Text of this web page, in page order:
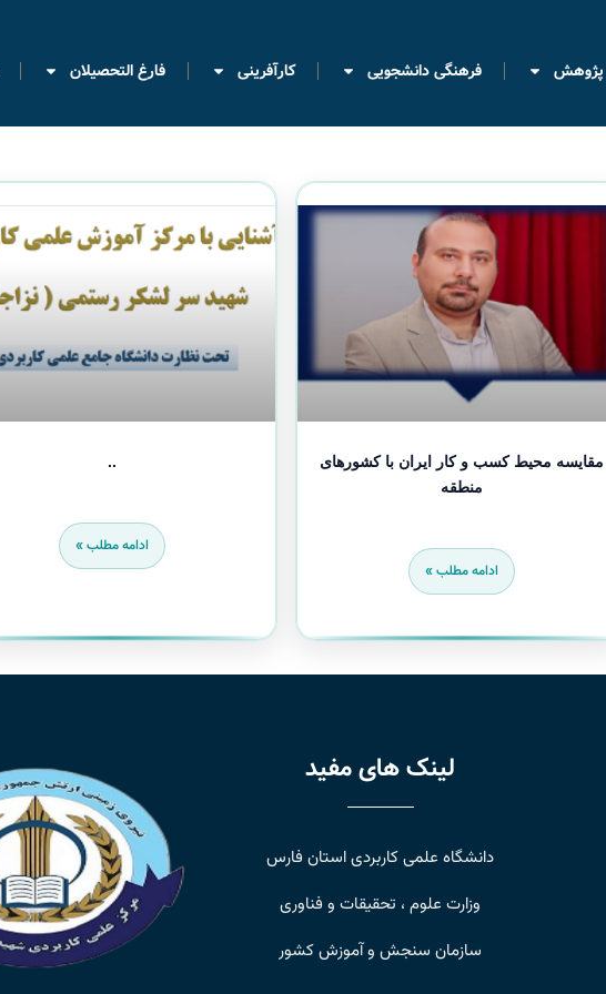
پژوهش فرهنگی دانشجویی کارآفرینی فارغ التحصیلان
مقایسه محیط کسب و کار ایران با کشورهای
منطقه
ادامه مطلب »
..
ادامه مطلب »
لینک های مفید
دانشگاه علمی کاربردی استان فارس
وزارت علوم ، تحقیقات و فناوری
سازمان سنجش و آموزش کشور